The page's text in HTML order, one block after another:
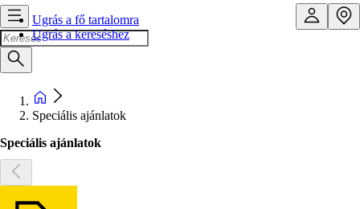
Ugrás a fő tartalomra
Ugrás a kereséshez
Speciális ajánlatok
Speciális ajánlatok